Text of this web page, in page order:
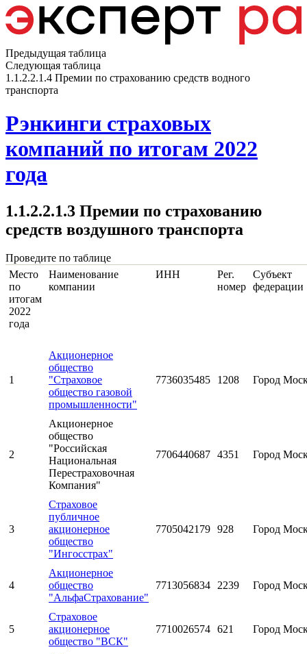
Предыдущая таблица
Следующая таблица
1.1.2.2.1.4 Премии по страхованию средств водного
транспорта
Рэнкинги страховых
компаний по итогам 2022
года
1.1.2.2.1.3 Премии по страхованию
средств воздушного транспорта
Проведите по таблице
Место
по
итогам
2022
года
Наименование
компании
ИНН
Рег.
номер
Субъект
федерации
1
Акционерное
общество
"Страховое
общество газовой
промышленности"
7736035485 1208 Город
2
Акционерное
общество
"Российская
Национальная
Перестраховочная
Компания"
7706440687 4351 Город
3
Страховое
публичное
акционерное
общество
"Ингосстрах"
7705042179 928 Город
4
Акционерное
общество
"АльфаСтрахование"
7713056834 2239 Город
5
Страховое
акционерное
общество "ВСК"
7710026574 621 Город